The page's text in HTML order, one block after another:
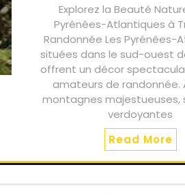
Explorez la Beauté
Pyrénées-Atlantiques à
Randonnée Les Pyrénées-
situées dans le sud-ouest
offrent un décor
amateurs de randonnée.
montagnes majestueuses,
verdoyantes
Read More